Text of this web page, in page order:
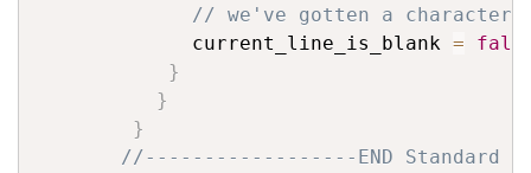
// we've gotten a character
             current_line_is_blank
=
}
}
}
//------------------END Standard